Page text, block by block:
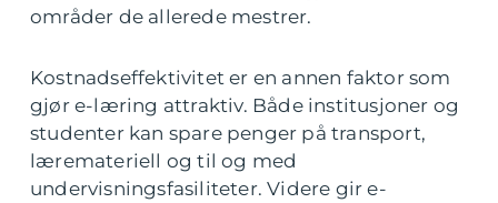
områder de allerede mestrer.
Kostnadseffektivitet er en annen faktor som
gjør e-læring attraktiv. Både institusjoner og
studenter kan spare penger på transport,
læremateriell og til og med
undervisningsfasiliteter. Videre gir e-